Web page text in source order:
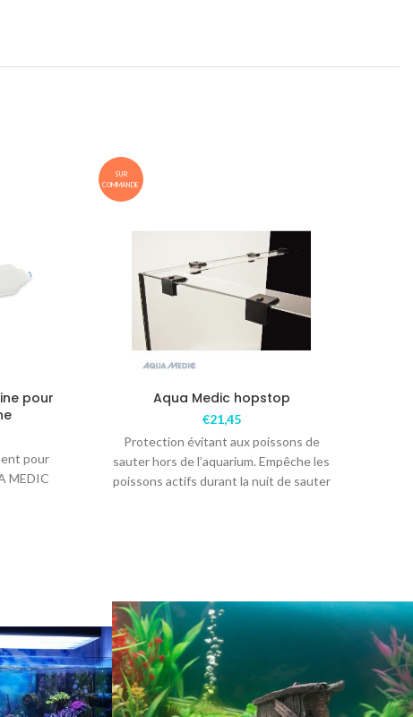
pour
pour
MEDIC
SUR
COMMANDE
Aqua Medic hopstop
€21,45
Protection évitant aux poissons de
sauter hors de l’aquarium. Empêche les
poissons actifs durant la nuit de sauter